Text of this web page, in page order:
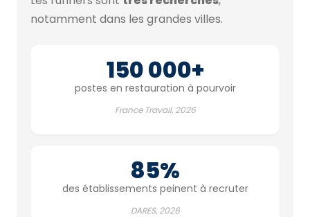
notamment dans les grandes villes.
150 000+
postes en restauration à pourvoir
France Travail, 2026
85%
des établissements peinent à recruter
DARES, 2026